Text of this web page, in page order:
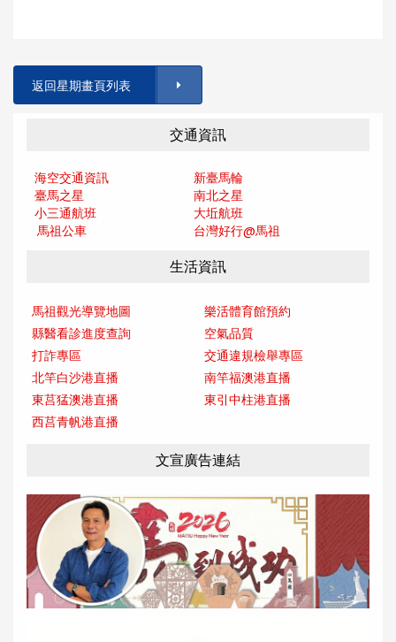
返回星期畫頁列表
交通資訊
海空交通資訊
新臺馬輪
臺馬之星
南北之星
小三通航班
大坵航班
馬祖公車
台灣好行@馬祖
生活資訊
馬祖觀光導覽地圖
樂活體育館預約
縣醫看診進度查詢
空氣品質
打詐專區
交通違規檢舉專區
北竿白沙港直播
南竿福澳港直播
東莒猛澳港直播
東引中柱港直播
西莒青帆港直播
文宣廣告連結